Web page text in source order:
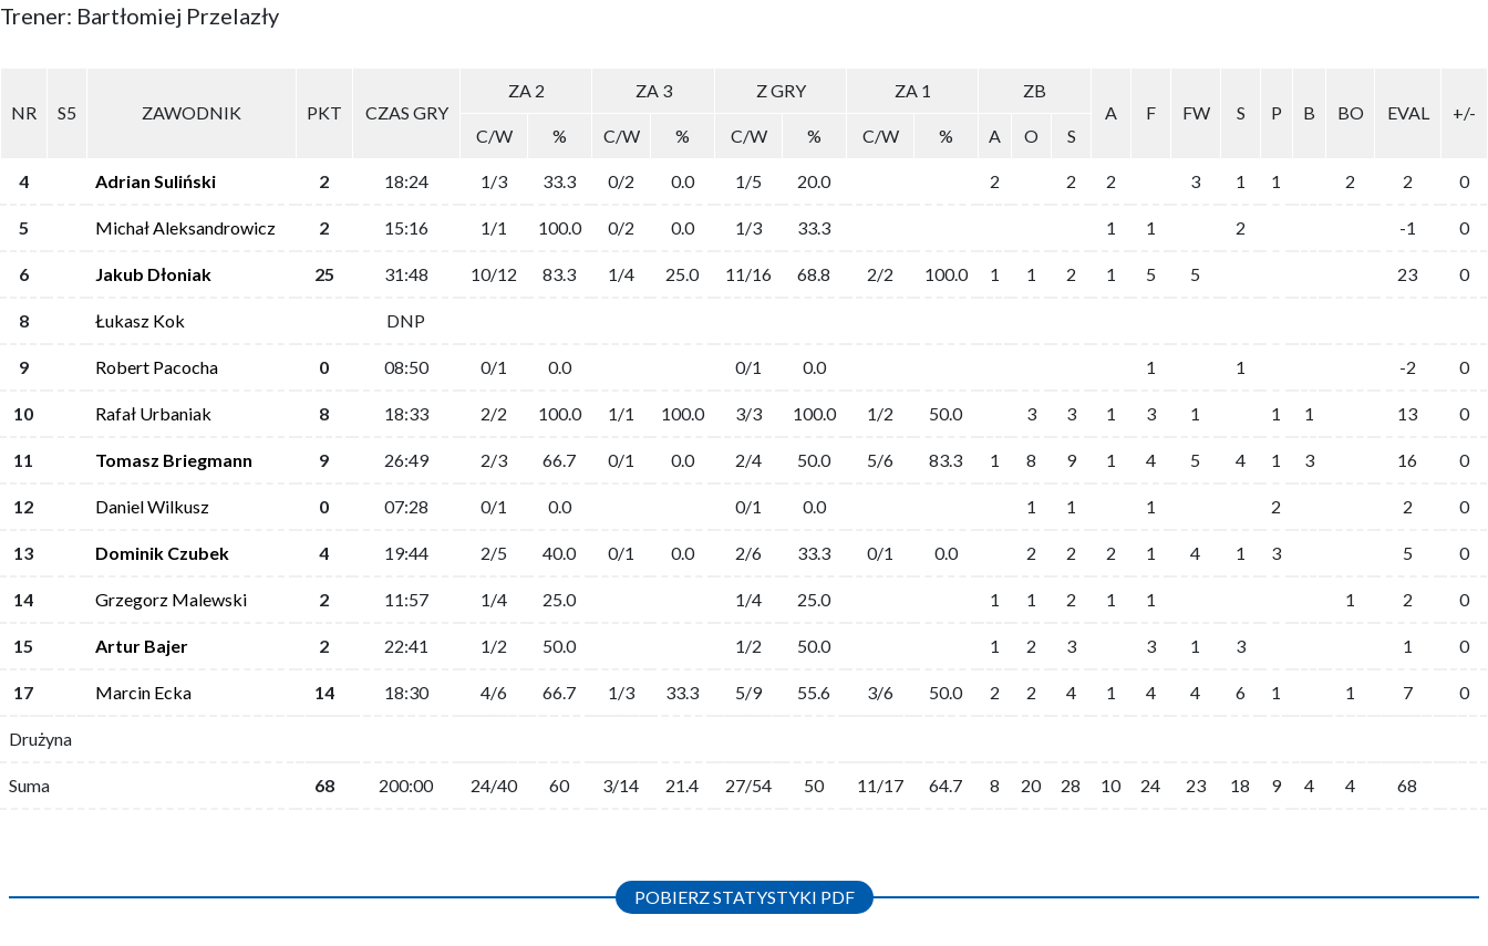
Trener: Bartłomiej Przelazły
NR S5 ZAWODNIK PKT CZAS GRY
ZA 2 ZA 3 Z GRY ZA 1
ZB
A
F FW S P B BO EVAL
+/-
C/W
% C/W % C/W % C/W % A O S
4 Adrian Suliński 2 18:24 1/3 33.3 0/2 0.0 1/5 20.0 2 2 2 3 1 1 2 2 0
5 Michał Aleksandrowicz 2 15:16 1/1 100.0 0/2 0.0 1/3 33.3 1 1 2 -1 0
6 Jakub Dłoniak 25 31:48 10/12 83.3 1/4 25.0 11/16 68.8 2/2 100.0 1 1 2 1 5 5 23 0
8 Łukasz Kok DNP
9 Robert Pacocha 0 08:50 0/1 0.0 0/1 0.0 1 1 -2 0
10 Rafał Urbaniak 8 18:33 2/2 100.0 1/1 100.0 3/3 100.0 1/2 50.0 3 3 1 3 1 1 1 13 0
11 Tomasz Briegmann 9 26:49 2/3 66.7 0/1 0.0 2/4 50.0 5/6 83.3 1 8 9 1 4 5 4 1 3 16 0
12 Daniel Wilkusz 0 07:28 0/1 0.0 0/1 0.0 1 1 1 2 2 0
13 Dominik Czubek 4 19:44 2/5 40.0 0/1 0.0 2/6 33.3 0/1 0.0 2 2 2 1 4 1 3 5 0
14 Grzegorz Malewski 2 11:57 1/4 25.0 1/4 25.0 1 1 2 1 1 1 2 0
15 Artur Bajer 2 22:41 1/2 50.0 1/2 50.0 1 2 3 3 1 3 1 0
17 Marcin Ecka 14 18:30 4/6 66.7 1/3 33.3 5/9 55.6 3/6 50.0 2 2 4 1 4 4 6 1 1 7 0
Drużyna
Suma 68 200:00 24/40 60 3/14 21.4 27/54 50 11/17 64.7 8 20 28 10 24 23 18 9 4 4 68
POBIERZ STATYSTYKI PDF